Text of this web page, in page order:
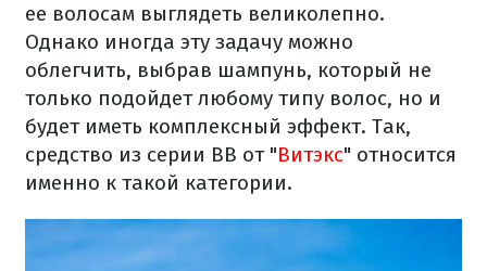
ее волосам выглядеть великолепно.
Однако иногда эту задачу можно
облегчить, выбрав шампунь, который не
только подойдет любому типу волос, но и
будет иметь комплексный эффект. Так,
средство из серии ВВ от "Витэкс" относится
именно к такой категории.